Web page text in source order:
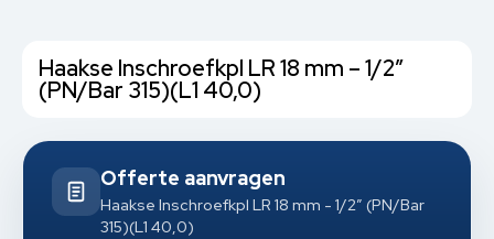
Haakse Inschroefkpl LR 18 mm – 1/2”
(PN/Bar 315)(L1 40,0)
Offerte aanvragen
Haakse Inschroefkpl LR 18 mm - 1/2” (PN/Bar
315)(L1 40,0)